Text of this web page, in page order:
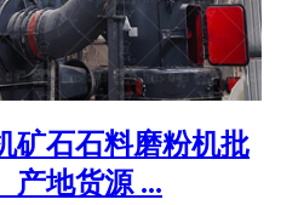
矿石石料磨粉机批
产地货源 ...